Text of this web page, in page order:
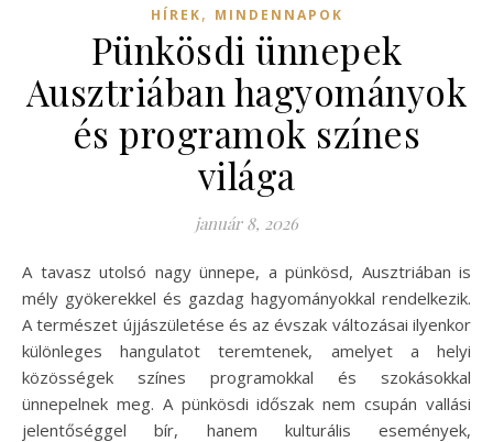
HÍREK, MINDENNAPOK
Pünkösdi ünnepek
Ausztriában hagyományok
és programok színes
világa
január 8, 2026
A tavasz utolsó nagy ünnepe, a pünkösd, Ausztriában is
mély gyökerekkel és gazdag hagyományokkal rendelkezik.
A természet újjászületése és az évszak változásai ilyenkor
különleges hangulatot teremtenek, amelyet a helyi
közösségek színes programokkal és szokásokkal
ünnepelnek meg. A pünkösdi időszak nem csupán vallási
jelentőséggel bír, hanem kulturális események,